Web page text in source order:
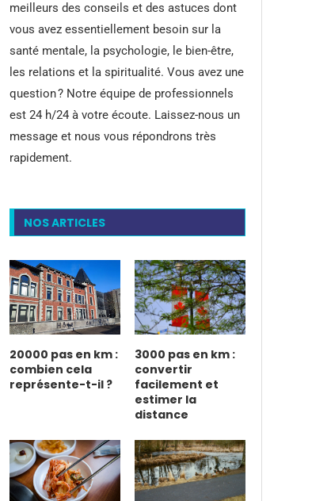
meilleurs des conseils et des astuces dont
vous avez essentiellement besoin sur la
santé mentale, la psychologie, le bien-être,
les relations et la spiritualité. Vous avez une
question ? Notre équipe de professionnels
est 24 h/24 à votre écoute. Laissez-nous un
message et nous vous répondrons très
rapidement.
NOS ARTICLES
20000 pas en km :
combien cela
représente-t-il ?
3000 pas en km :
convertir
facilement et
estimer la
distance